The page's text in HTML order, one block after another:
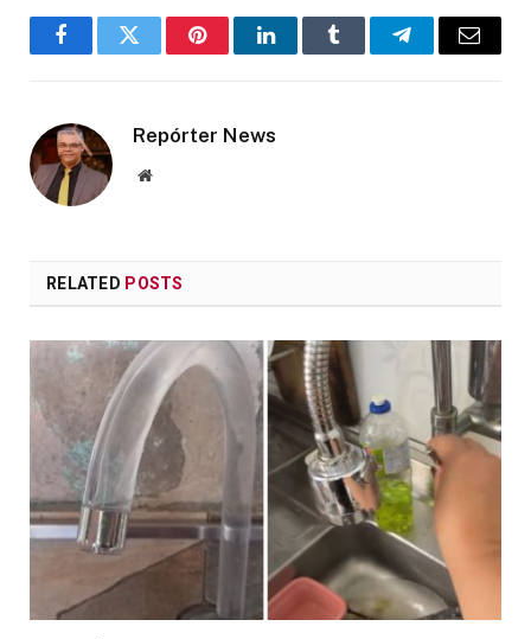
FacebookTwitter PinterestLinkedInTumblr TelegramEmail
Repórter News
Website
RELATED POSTS